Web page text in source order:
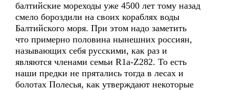
балтийские мореходы уже 4500 лет тому назад
смело бороздили на своих кораблях воды
Балтийского моря. При этом надо заметить
что примерно половина нынешних россиян,
называющих себя русскими, как раз и
являются членами семьи R1a-Z282. То есть
наши предки не прятались тогда в лесах и
болотах Полесья, как утверждают некоторые